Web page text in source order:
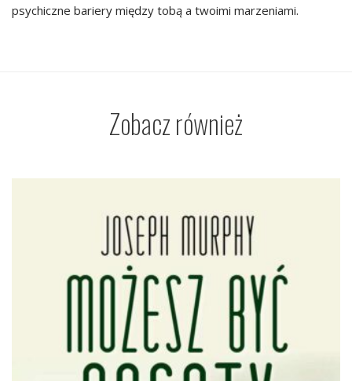
psychiczne bariery między tobą a twoimi marzeniami.
Zobacz również